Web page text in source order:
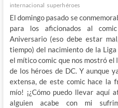
internacional superhéroes
El domingo pasado se
para los aficionados al
Aniversario (eso debe estar
tiempo) del nacimiento de la
el mítico comic que nos mostró el
de los héroes de DC. Y aunque
extensa, de este comic hace la
mío! ¡¿Cómo puedo llevar aquí
alguien acabe con mi